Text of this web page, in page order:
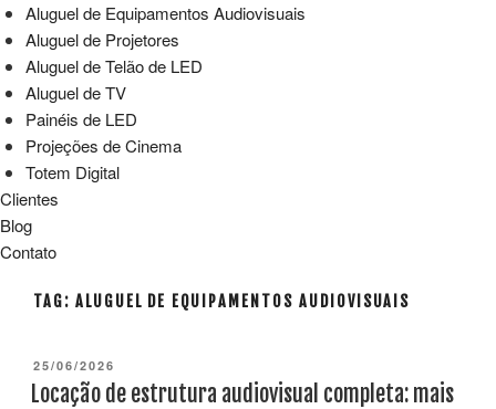
Aluguel de Equipamentos Audiovisuais
Aluguel de Projetores
Aluguel de Telão de LED
Aluguel de TV
Painéis de LED
Projeções de Cinema
Totem Digital
Clientes
Blog
Contato
TAG: ALUGUEL DE EQUIPAMENTOS AUDIOVISUAIS
PUBLICADO
EM
25/06/2026
Locação de estrutura audiovisual completa: mais